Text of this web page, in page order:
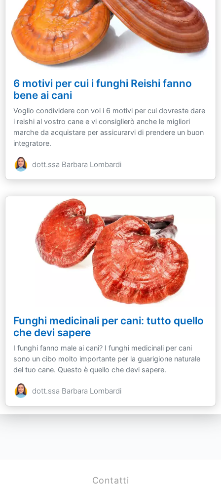
6 motivi per cui i funghi Reishi fanno
bene ai cani
Voglio condividere con voi i 6 motivi per cui dovreste dare
i reishi al vostro cane e vi consiglierò anche le migliori
marche da acquistare per assicurarvi di prendere un buon
integratore.
dott.ssa Barbara Lombardi
Funghi medicinali per cani: tutto quello
che devi sapere
I funghi fanno male ai cani? I funghi medicinali per cani
sono un cibo molto importante per la guarigione naturale
del tuo cane. Questo è quello che devi sapere.
dott.ssa Barbara Lombardi
Contatti